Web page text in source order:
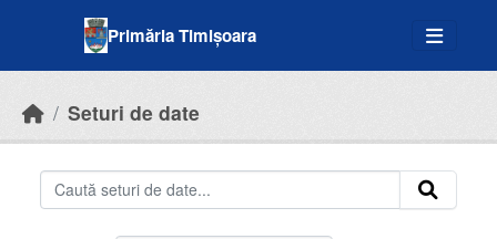
Primăria Timișoara
Seturi de date